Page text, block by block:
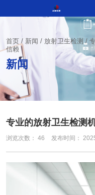
首页 / 新闻 / 放射卫生检测 /
信赖
新闻
专业的放射卫生检测
浏览次数： 46 发布时间：